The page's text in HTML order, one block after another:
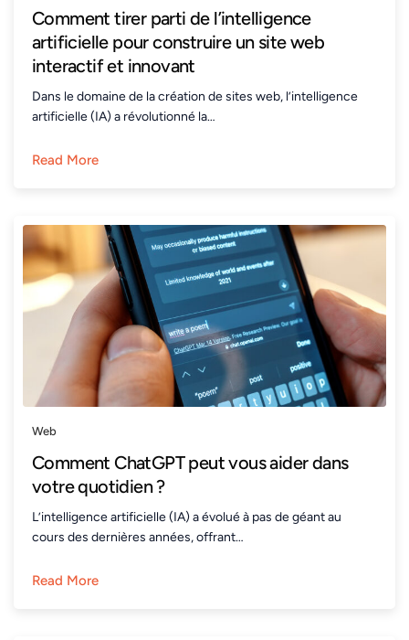
Comment tirer parti de l’intelligence
artificielle pour construire un site web
interactif et innovant
Dans le domaine de la création de sites web, l’intelligence
artificielle (IA) a révolutionné la…
Read More
Web
Comment ChatGPT peut vous aider dans
votre quotidien ?
L’intelligence artificielle (IA) a évolué à pas de géant au
cours des dernières années, offrant…
Read More